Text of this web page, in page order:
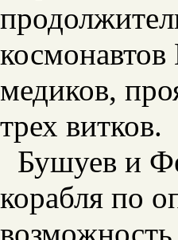
медиков,
трех витков.
Бушуев и
корабля по